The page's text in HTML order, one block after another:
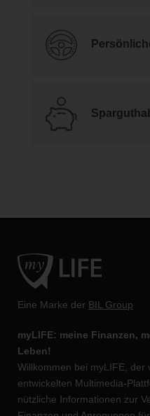
Eine Marke der BIL Group
myLIFE: meine Finanzen,
Leben!
Willkommen bei myLIFE, der
entwickelten Multimedia-
nützliche Informationen zur